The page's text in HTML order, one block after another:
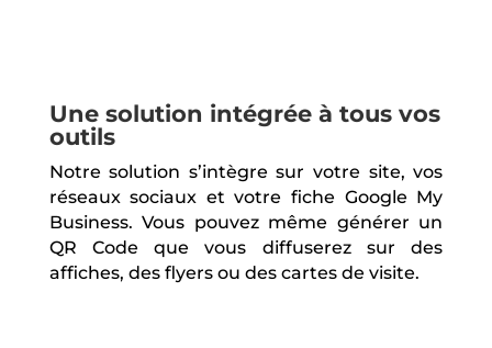
Une solution intégrée à tous vos
outils
Notre solution s’intègre sur votre site, vos
réseaux sociaux et votre fiche Google My
Business. Vous pouvez même générer un
QR Code que vous diffuserez sur des
affiches, des flyers ou des cartes de visite.